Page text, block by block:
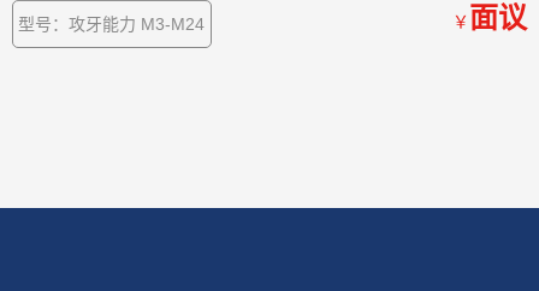
型号：攻牙能力 M3-M24 ￥ 面议